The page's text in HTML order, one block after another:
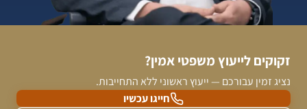
זקוקים לייעוץ משפטי אמין?
נציג זמין עבורכם — ייעוץ ראשוני ללא התחייבות.
חייגו עכשיו